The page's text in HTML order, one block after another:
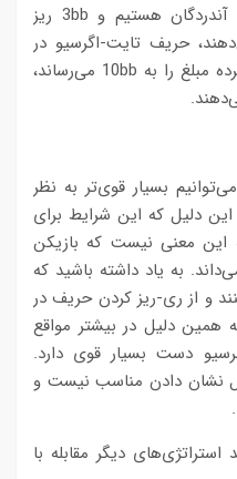
استک موثر 100bb است، ما در آندردگان هستیم و 3bb ریز
حریف تایت-اگرسیو در
دیلر پوزیشن قرار دارد و ری-ریز کرده مبلغ را به 10bb می‌رساند،
بسیار قوی‌تر به نظر
دلیل که این شرایط برای
معنی نیست که بازیکن
به یاد داشته باشید که
و از ری-ریز کردن حریف در
همین دلیل در بیشتر مواقع
دست بسیار قوی دارد.
نشان دادن مناسب نیست و
دیگر مقابله با